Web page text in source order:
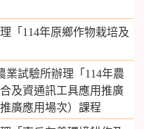
「114年原鄉作物栽培及
業試驗所辦理「114年農
及資通訊工具應用推廣
廣應用場次）課程